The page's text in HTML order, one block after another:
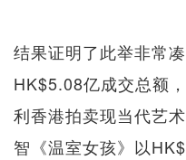
结果证明了此举非常
HK$5.08亿成交总额
利香港拍卖现当代艺
智《温室女孩》以